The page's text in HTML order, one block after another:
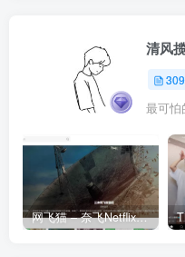
清风
最可怕
网飞猫 – 奈飞Netflix免费看